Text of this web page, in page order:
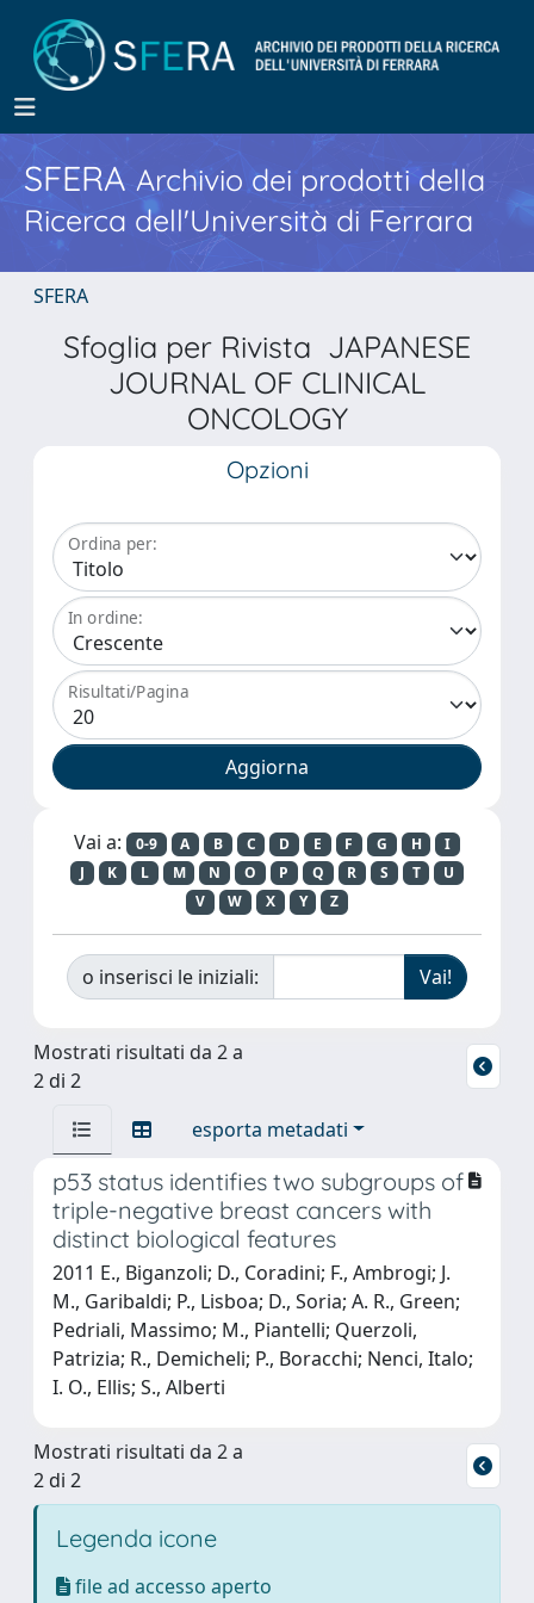
SFERA Archivio dei prodotti della
Ricerca dell'Università di Ferrara
SFERA
Sfoglia per Rivista JAPANESE
JOURNAL OF CLINICAL
ONCOLOGY
Opzioni
Ordina per:
In ordine:
Risultati/Pagina
Vai a: 0-9 A B C D E F G H
I
J
K L M N O P Q R S T
U
V
W X Y Z
o inserisci le iniziali:
Mostrati risultati da 2 a
2 di 2
esporta metadati
p53 status identifies two subgroups of
triple-negative breast cancers with
distinct biological features
2011 E., Biganzoli; D., Coradini; F., Ambrogi; J.
M., Garibaldi; P., Lisboa; D., Soria; A. R., Green;
Pedriali, Massimo; M., Piantelli; Querzoli,
Patrizia; R., Demicheli; P., Boracchi; Nenci, Italo;
I. O., Ellis; S., Alberti
Mostrati risultati da 2 a
2 di 2
Legenda icone
file ad accesso aperto